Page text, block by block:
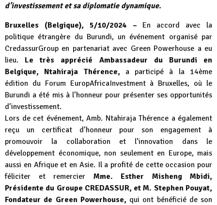
d’investissement et sa diplomatie dynamique.
Bruxelles (Belgique), 5/10/2024 – En accord avec la
politique étrangère du Burundi, un événement organisé par
CredassurGroup en partenariat avec Green Powerhouse a eu
lieu. Le très apprécié Ambassadeur du Burundi en
Belgique, Ntahiraja Thérence, a participé à la 14ème
édition du Forum EuropAfricaInvestment à Bruxelles, où le
Burundi a été mis à l’honneur pour présenter ses opportunités
d’investissement.
Lors de cet événement, Amb. Ntahiraja Thérence a également
reçu un certificat d’honneur pour son engagement à
promouvoir la collaboration et l’innovation dans le
développement économique, non seulement en Europe, mais
aussi en Afrique et en Asie. Il a profité de cette occasion pour
féliciter et remercier Mme. Esther Misheng Mbidi,
Présidente du Groupe CREDASSUR, et M. Stephen Pouyat,
Fondateur de Green Powerhouse, qui ont bénéficié de son